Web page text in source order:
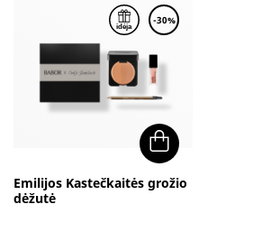
-30%
Emilijos Kastečkaitės grožio
dėžutė